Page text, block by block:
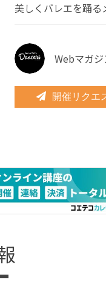
美しくバレエを踊る
Webマガ
開催リクエ